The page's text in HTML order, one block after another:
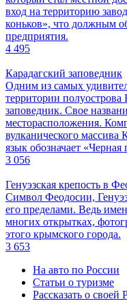
вход на территорию
коньков», что должным
предприятия.
4 495
Карадагский заповедник
Одним из самых
территории
заповедник. Свое
месторасположения.
вулканического массива
язык обозначает «Черная
3 056
Генуэзская крепость в
Символ Феодосии,
его пределами. Ведь
многих открытках,
этого крымского города.
3 653
На авто по России
Статьи о туризме
Рассказать о своей